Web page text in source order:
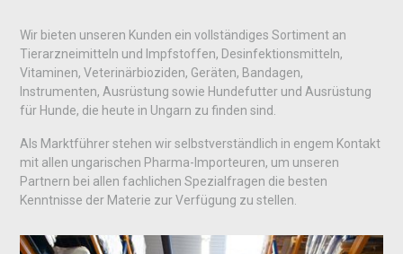
Wir bieten unseren Kunden ein vollständiges Sortiment an
Tierarzneimitteln und Impfstoffen, Desinfektionsmitteln,
Vitaminen, Veterinärbioziden, Geräten, Bandagen,
Instrumenten, Ausrüstung sowie Hundefutter und Ausrüstung
für Hunde, die heute in Ungarn zu finden sind.
Als Marktführer stehen wir selbstverständlich in engem Kontakt
mit allen ungarischen Pharma-Importeuren, um unseren
Partnern bei allen fachlichen Spezialfragen die besten
Kenntnisse der Materie zur Verfügung zu stellen.